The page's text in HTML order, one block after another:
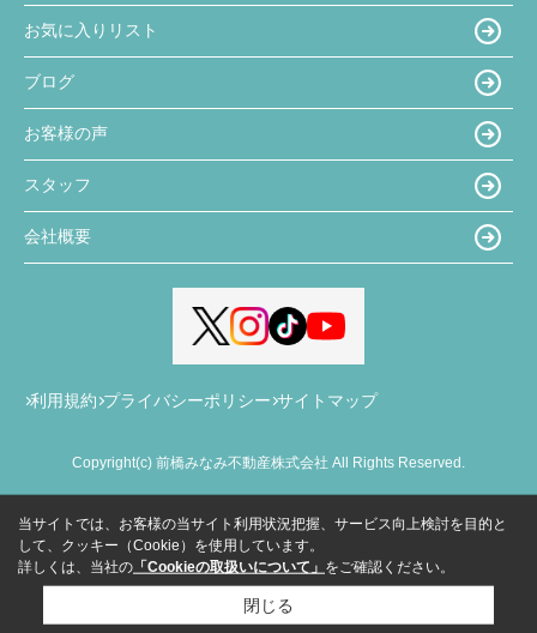
お気に入りリスト
ブログ
お客様の声
スタッフ
会社概要
利用規約 プライバシーポリシー サイトマップ
Copyright(c) 前橋みなみ不動産株式会社 All Rights Reserved.
当サイトでは、お客様の当サイト利用状況把握、サービス向上検討を目的と
して、クッキー（Cookie）を使用しています。
詳しくは、当社の 「Cookieの取扱いについて」 をご確認ください。
閉じる